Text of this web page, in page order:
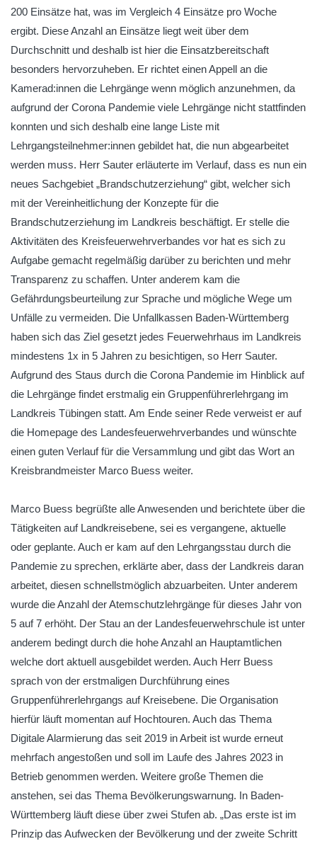
200 Einsätze hat, was im Vergleich 4 Einsätze pro Woche
ergibt. Diese Anzahl an Einsätze liegt weit über dem
Durchschnitt und deshalb ist hier die Einsatzbereitschaft
besonders hervorzuheben. Er richtet einen Appell an die
Kamerad:innen die Lehrgänge wenn möglich anzunehmen, da
aufgrund der Corona Pandemie viele Lehrgänge nicht stattfinden
konnten und sich deshalb eine lange Liste mit
Lehrgangsteilnehmer:innen gebildet hat, die nun abgearbeitet
werden muss. Herr Sauter erläuterte im Verlauf, dass es nun ein
neues Sachgebiet „Brandschutzerziehung“ gibt, welcher sich
mit der Vereinheitlichung der Konzepte für die
Brandschutzerziehung im Landkreis beschäftigt. Er stelle die
Aktivitäten des Kreisfeuerwehrverbandes vor hat es sich zu
Aufgabe gemacht regelmäßig darüber zu berichten und mehr
Transparenz zu schaffen. Unter anderem kam die
Gefährdungsbeurteilung zur Sprache und mögliche Wege um
Unfälle zu vermeiden. Die Unfallkassen Baden-Württemberg
haben sich das Ziel gesetzt jedes Feuerwehrhaus im Landkreis
mindestens 1x in 5 Jahren zu besichtigen, so Herr Sauter.
Aufgrund des Staus durch die Corona Pandemie im Hinblick auf
die Lehrgänge findet erstmalig ein Gruppenführerlehrgang im
Landkreis Tübingen statt. Am Ende seiner Rede verweist er auf
die Homepage des Landesfeuerwehrverbandes und wünschte
einen guten Verlauf für die Versammlung und gibt das Wort an
Kreisbrandmeister Marco Buess weiter.
Marco Buess begrüßte alle Anwesenden und berichtete über die
Tätigkeiten auf Landkreisebene, sei es vergangene, aktuelle
oder geplante. Auch er kam auf den Lehrgangsstau durch die
Pandemie zu sprechen, erklärte aber, dass der Landkreis daran
arbeitet, diesen schnellstmöglich abzuarbeiten. Unter anderem
wurde die Anzahl der Atemschutzlehrgänge für dieses Jahr von
5 auf 7 erhöht. Der Stau an der Landesfeuerwehrschule ist unter
anderem bedingt durch die hohe Anzahl an Hauptamtlichen
welche dort aktuell ausgebildet werden. Auch Herr Buess
sprach von der erstmaligen Durchführung eines
Gruppenführerlehrgangs auf Kreisebene. Die Organisation
hierfür läuft momentan auf Hochtouren. Auch das Thema
Digitale Alarmierung das seit 2019 in Arbeit ist wurde erneut
mehrfach angestoßen und soll im Laufe des Jahres 2023 in
Betrieb genommen werden. Weitere große Themen die
anstehen, sei das Thema Bevölkerungswarnung. In Baden-
Württemberg läuft diese über zwei Stufen ab. „Das erste ist im
Prinzip das Aufwecken der Bevölkerung und der zweite Schritt